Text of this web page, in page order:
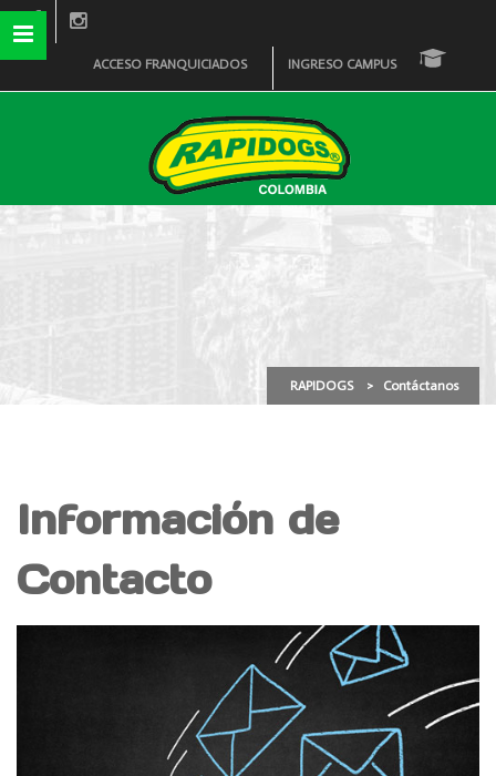
ACCESO FRANQUICIADOS INGRESO CAMPUS
Contáctanos
RAPIDOGS > Contáctanos
Información de
Contacto